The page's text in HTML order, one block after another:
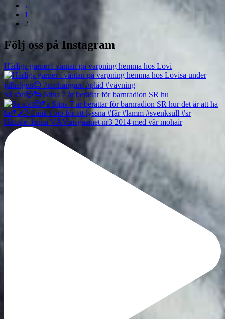
←
1
2
Följ oss på Instagram
Härliga garner i väntan på varpning hemma hos Lovi
Så sött😍🐑 Stina 7 år berättar för barnradion SR hu
Hittade denna VÄVmagasinet nr3 2014 med vår mohair